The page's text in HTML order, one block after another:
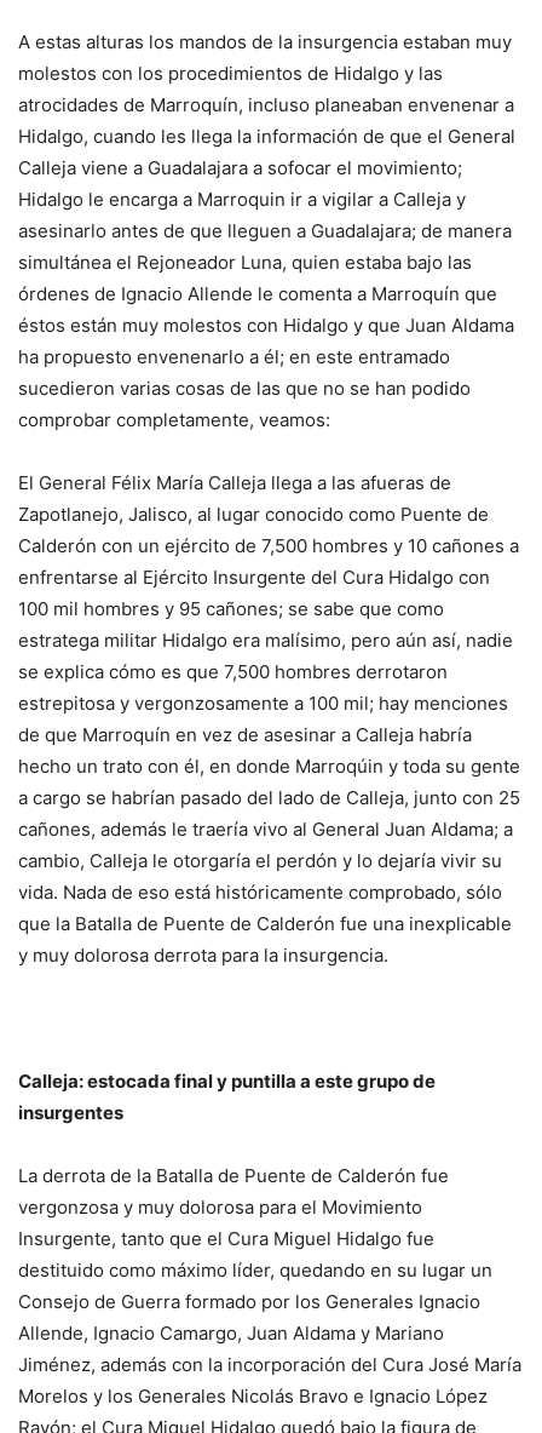
A estas alturas los mandos de la insurgencia estaban muy
molestos con los procedimientos de Hidalgo y las
atrocidades de Marroquín, incluso planeaban envenenar a
Hidalgo, cuando les llega la información de que el General
Calleja viene a Guadalajara a sofocar el movimiento;
Hidalgo le encarga a Marroquin ir a vigilar a Calleja y
asesinarlo antes de que lleguen a Guadalajara; de manera
simultánea el Rejoneador Luna, quien estaba bajo las
órdenes de Ignacio Allende le comenta a Marroquín que
éstos están muy molestos con Hidalgo y que Juan Aldama
ha propuesto envenenarlo a él; en este entramado
sucedieron varias cosas de las que no se han podido
comprobar completamente, veamos:
El General Félix María Calleja llega a las afueras de
Zapotlanejo, Jalisco, al lugar conocido como Puente de
Calderón con un ejército de 7,500 hombres y 10 cañones a
enfrentarse al Ejército Insurgente del Cura Hidalgo con
100 mil hombres y 95 cañones; se sabe que como
estratega militar Hidalgo era malísimo, pero aún así, nadie
se explica cómo es que 7,500 hombres derrotaron
estrepitosa y vergonzosamente a 100 mil; hay menciones
de que Marroquín en vez de asesinar a Calleja habría
hecho un trato con él, en donde Marroqúin y toda su gente
a cargo se habrían pasado del lado de Calleja, junto con 25
cañones, además le traería vivo al General Juan Aldama; a
cambio, Calleja le otorgaría el perdón y lo dejaría vivir su
vida. Nada de eso está históricamente comprobado, sólo
que la Batalla de Puente de Calderón fue una inexplicable
y muy dolorosa derrota para la insurgencia.
Calleja: estocada final y puntilla a este grupo de
insurgentes
La derrota de la Batalla de Puente de Calderón fue
vergonzosa y muy dolorosa para el Movimiento
Insurgente, tanto que el Cura Miguel Hidalgo fue
destituido como máximo líder, quedando en su lugar un
Consejo de Guerra formado por los Generales Ignacio
Allende, Ignacio Camargo, Juan Aldama y Mariano
Jiménez, además con la incorporación del Cura José María
Morelos y los Generales Nicolás Bravo e Ignacio López
Rayón; el Cura Miguel Hidalgo quedó bajo la figura de